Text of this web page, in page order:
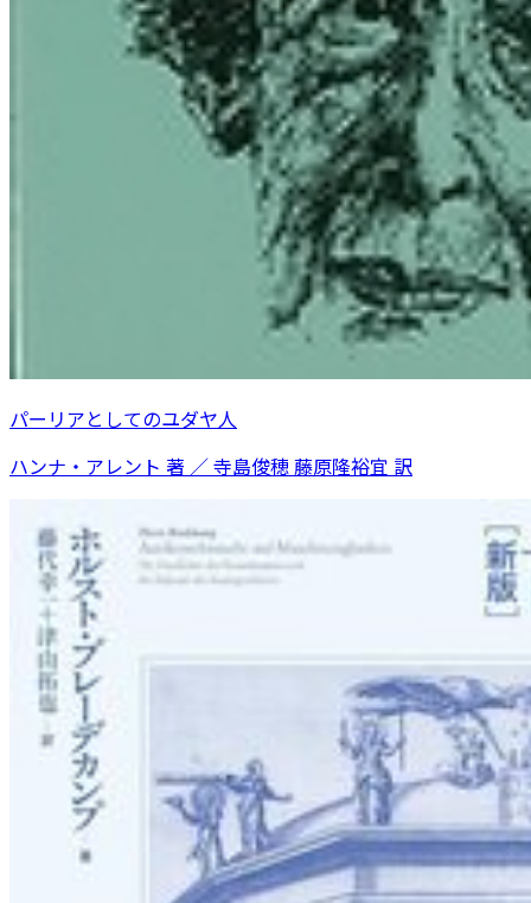
パーリアとしてのユダヤ人
ハンナ・アレント 著 ／ 寺島俊穂 藤原隆裕宜 訳